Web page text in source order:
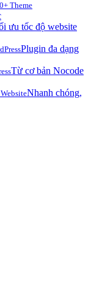
Theme
ưu tốc độ website
Plugin đa dạng
Từ cơ bản Nocode
Nhanh chóng,